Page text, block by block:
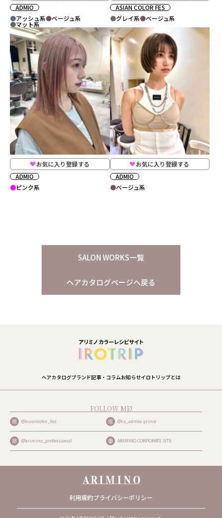
ADMIO
アッシュ系
ベージュ系
マット系
ASIAN COLOR FES
グレイ系
ベージュ系
お気に入り登録する
ADMIO
ピンク系
お気に入り登録する
ADMIO
ベージュ系
SALON WORKS一覧
ヘアカタログページへ戻る
ヘアカタログブランド記事・コラムお知らせイロトリップとは
FOLLOW ME!
@asiancolor_fes @cs_admio.prime
@arimino_professional ARIMINO CORPORATE SITE
利用規約プライバシーポリシー